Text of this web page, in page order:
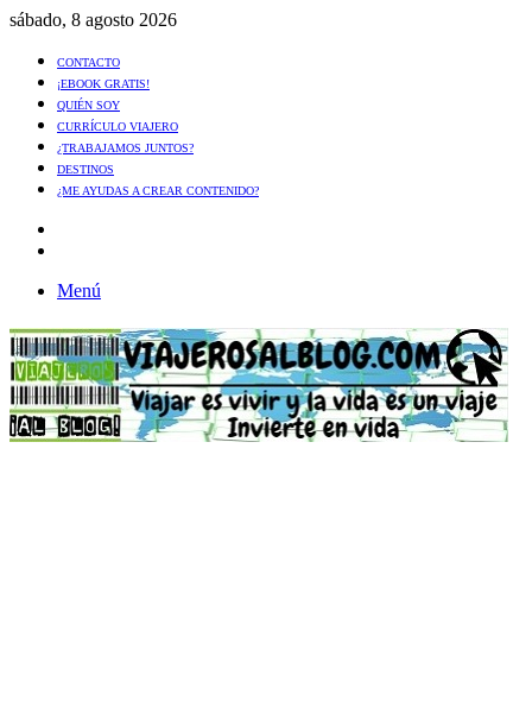
sábado, 8 agosto 2026
CONTACTO
¡EBOOK GRATIS!
QUIÉN SOY
CURRÍCULO VIAJERO
¿TRABAJAMOS JUNTOS?
DESTINOS
¿ME AYUDAS A CREAR CONTENIDO?
Menú